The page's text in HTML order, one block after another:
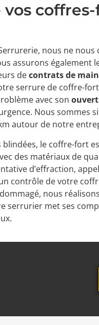
nous ne
assurons également
decontrats de
serrure de coffre-
avec son
Nous sommes
autour de notre
blindées, le coffre-fort
des matériaux de
d’effraction,
contrôle de votre
nous
serrurier met ses